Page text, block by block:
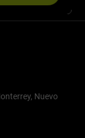
Nuevo